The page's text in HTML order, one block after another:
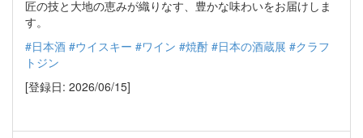
匠の技と大地の恵みが織りなす、豊かな味わいをお届けしま
す。
#日本酒 #ウイスキー #ワイン #焼酎 #日本の酒蔵展 #クラフ
トジン
[登録日: 2026/06/15]